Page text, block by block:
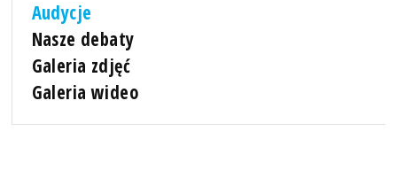
Audycje
Nasze debaty
Galeria zdjęć
Galeria wideo